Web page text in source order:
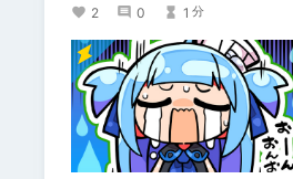
2
0 1 分